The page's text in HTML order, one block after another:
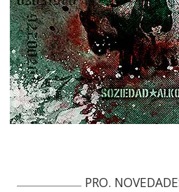
PRO.